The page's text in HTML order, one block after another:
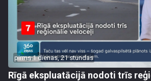
pirms 1 dienas, 21 stundas
Rīgā ekspluatācijā nodoti trīs